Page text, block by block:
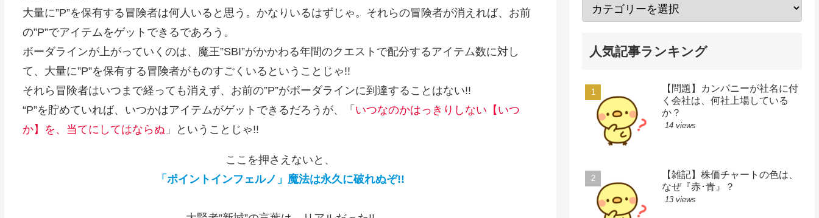
大量に”P”を保有する冒険者は何人いると思う。かなりいるはずじゃ。それらの冒険者が消えれば、お前
の”P”でアイテムをゲットできるであろう。
ボーダラインが上がっていくのは、魔王”SBI”がかかわる年間のクエストで配分するアイテム数に対し
て、大量に”P”を保有する冒険者がものすごくいるということじゃ!!
それら冒険者はいつまで経っても消えず、お前の”P”がボーダラインに到達することはない!!
“P”を貯めていれば、いつかはアイテムがゲットできるだろうが、「 いつなのかはっきりしない【いつ
か】を、当てにしてはならぬ 」ということじゃ!!
ここを押さえないと、
「ポイントインフェルノ」魔法は永久に破れぬぞ!!
人気記事ランキング
【問題】カンパニーが社名に付
く会社は、何社上場している
か？
14 views
【雑記】株価チャートの色は、
なぜ『赤･青』？
13 views